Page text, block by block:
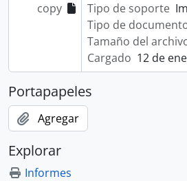
copy
Tipo de soporte
Tipo de
Tamaño del
Cargado 12 de
Portapapeles
Agregar
Explorar
Informes